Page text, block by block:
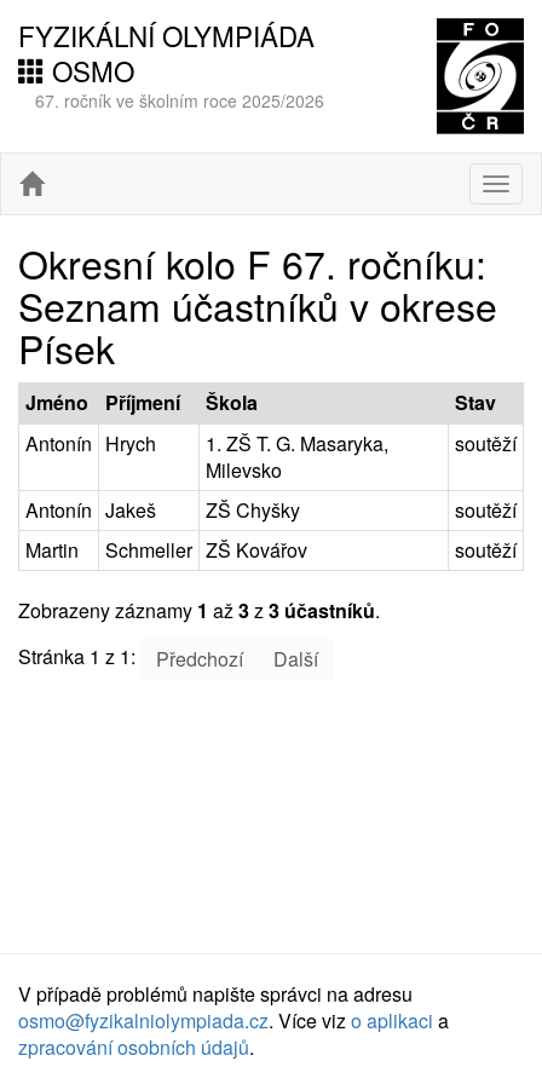
FYZIKÁLNÍ OLYMPIÁDA
OSMO
67. ročník ve školním roce 2025/2026
Okresní kolo F 67. ročníku:
Seznam účastníků v okrese
Písek
Jméno Příjmení Škola
Stav
Antonín Hrych
1. ZŠ T. G. Masaryka,
Milevsko
soutěží
Antonín Jakeš ZŠ Chyšky
soutěží
Martin
Schmeller ZŠ Kovářov soutěží
Zobrazeny záznamy 1 až3z3 účastníků.
Stránka 1 z 1:
Předchozí Další
V případě problémů napište správci na adresu
osmo@fyzikalniolympiada.cz. Více vizo aplikaci a
zpracování osobních údajů.